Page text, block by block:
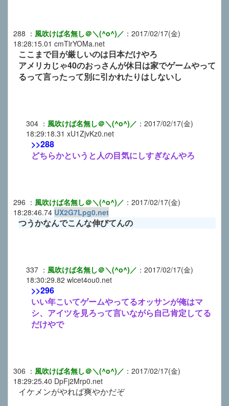
288 ： 風吹けば名無し＠＼(^o^)／ ： 2017/02/17(金)
18:28:15.01 cmTlrYOMa.net
ここまで目が厳しいのは日本だけやろ
アメリカじゃ40のおっさんが休日は家でゲームやって
るって言ったって別に引かれたりはしないし
304 ： 風吹けば名無し＠＼(^o^)／ ： 2017/02/17(金)
18:29:18.31 xU1ZjvKz0.net
>>288
どちらかというと人の目気にしすぎなんやろ
296 ： 風吹けば名無し＠＼(^o^)／ ： 2017/02/17(金)
18:28:46.74 UX2G7Lpg0.net
つうかなんでこんな伸びてんの
337 ： 風吹けば名無し＠＼(^o^)／ ： 2017/02/17(金)
18:30:29.82 wlcet4ou0.net
>>296
いい年こいてゲームやってるオッサンが俺はマ
シ、アイツを見ろって言いながら自己肯定してる
だけやで
306 ： 風吹けば名無し＠＼(^o^)／ ： 2017/02/17(金)
18:29:25.40 DpFj2Mrp0.net
イケメンがやれば爽やかだぞ